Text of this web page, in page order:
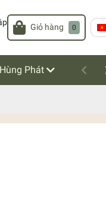
Giỏ hàng 0
Phát